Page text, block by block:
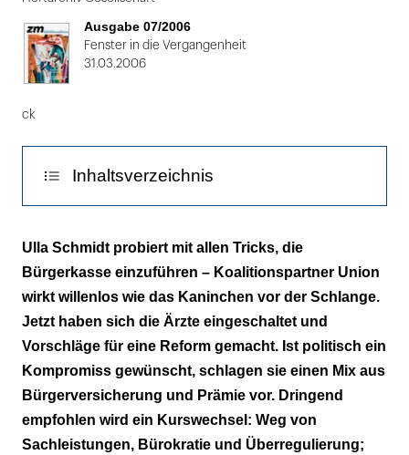
von
2
Ausgabe 07/2006
Fenster in die Vergangenheit
31.03.2006
ck
Inhaltsverzeichnis
Ziel: klarer definieren, wer wo zuständig ist
Freier Wettbewerb für GKV und PKV
Ulla Schmidt probiert mit allen Tricks, die
Bürgerkasse einzuführen – Koalitionspartner Union
wirkt willenlos wie das Kaninchen vor der Schlange.
Jetzt haben sich die Ärzte eingeschaltet und
Vorschläge für eine Reform gemacht. Ist politisch ein
Kompromiss gewünscht, schlagen sie einen Mix aus
Bürgerversicherung und Prämie vor. Dringend
empfohlen wird ein Kurswechsel: Weg von
Sachleistungen, Bürokratie und Überregulierung;